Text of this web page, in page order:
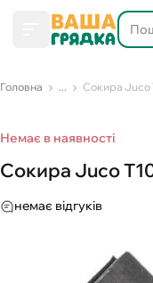
Головна ... Сокира Juco
Немає в наявності
Сокира Juco
немає відгуків